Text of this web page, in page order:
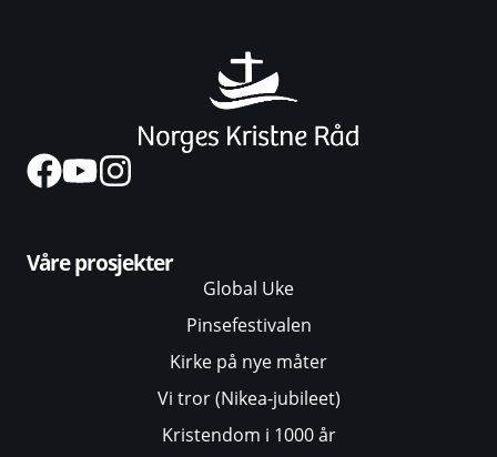
Våre prosjekter
Global Uke
Pinsefestivalen
Kirke på nye måter
Vi tror (Nikea-jubileet)
Kristendom i 1000 år